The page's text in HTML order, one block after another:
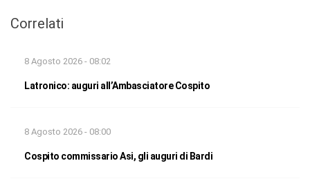
Correlati
8 Agosto 2026 - 08:02
Latronico: auguri all’Ambasciatore Cospito
8 Agosto 2026 - 08:00
Cospito commissario Asi, gli auguri di Bardi